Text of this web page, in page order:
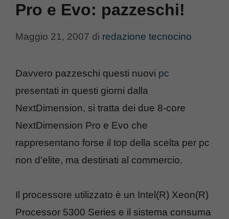
Pro e Evo: pazzeschi!
Maggio 21, 2007 di redazione tecnocino
Davvero pazzeschi questi nuovi pc
presentati in questi giorni dalla
NextDimension, si tratta dei due 8-core
NextDimension Pro e Evo che
rappresentano forse il top della scelta per pc
non d’elite, ma destinati al commercio.
Il processore utilizzato è un Intel(R) Xeon(R)
Processor 5300 Series e il sistema consuma